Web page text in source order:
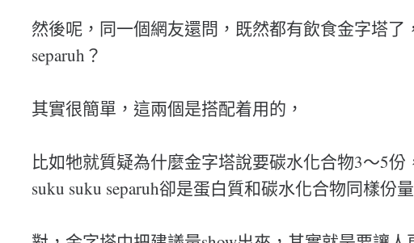
然後呢，同一個網友還問，既然都有飲食金字塔了
separuh？
其實很簡單，這兩個是搭配着用的，
比如牠就質疑為什麼金字塔說要碳水化合物3～5份
suku suku separuh卻是蛋白質和碳水化合物同樣份